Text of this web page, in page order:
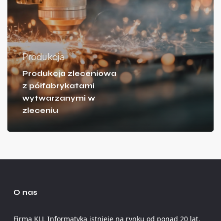
Produkcja
Produkcja zleceniowa
z półfabrykatami
wytwarzanymi w
zleceniu
O nas
Firma KLL Informatyka istnieje na rynku od ponad 20 lat.